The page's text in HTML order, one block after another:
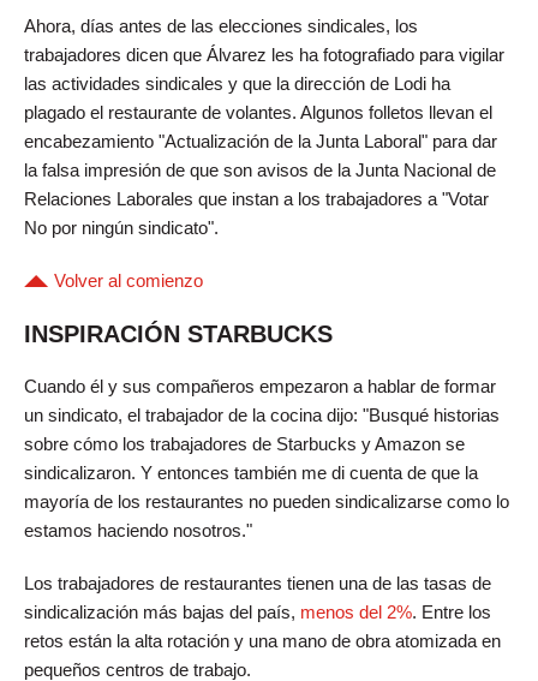
Ahora, días antes de las elecciones sindicales, los
trabajadores dicen que Álvarez les ha fotografiado para vigilar
las actividades sindicales y que la dirección de Lodi ha
plagado el restaurante de volantes. Algunos folletos llevan el
encabezamiento "Actualización de la Junta Laboral" para dar
la falsa impresión de que son avisos de la Junta Nacional de
Relaciones Laborales que instan a los trabajadores a "Votar
No por ningún sindicato".
Volver al comienzo
INSPIRACIÓN STARBUCKS
Cuando él y sus compañeros empezaron a hablar de formar
un sindicato, el trabajador de la cocina dijo: "Busqué historias
sobre cómo los trabajadores de Starbucks y Amazon se
sindicalizaron. Y entonces también me di cuenta de que la
mayoría de los restaurantes no pueden sindicalizarse como lo
estamos haciendo nosotros."
Los trabajadores de restaurantes tienen una de las tasas de
sindicalización más bajas del país, menos del 2%. Entre los
retos están la alta rotación y una mano de obra atomizada en
pequeños centros de trabajo.